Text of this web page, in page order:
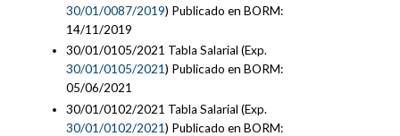
30/01/0087/2019) Publicado en BORM:
14/11/2019
30/01/0105/2021 Tabla Salarial (Exp.
30/01/0105/2021) Publicado en BORM:
05/06/2021
30/01/0102/2021 Tabla Salarial (Exp.
30/01/0102/2021) Publicado en BORM: